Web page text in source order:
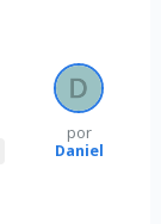
por
Daniel